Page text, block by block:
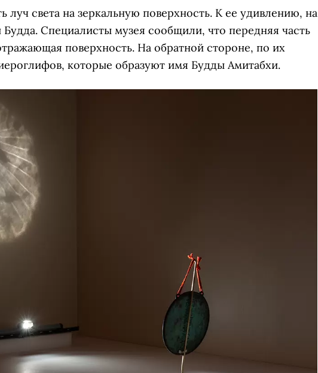
луч света на зеркальную поверхность. К ее удивлению, на
Специалисты музея сообщили, что передняя часть
поверхность. На обратной стороне, по их
которые образуют имя Будды Амитабхи.